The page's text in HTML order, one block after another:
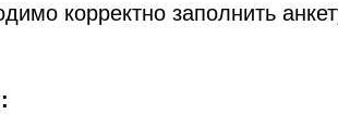
корректно заполнить